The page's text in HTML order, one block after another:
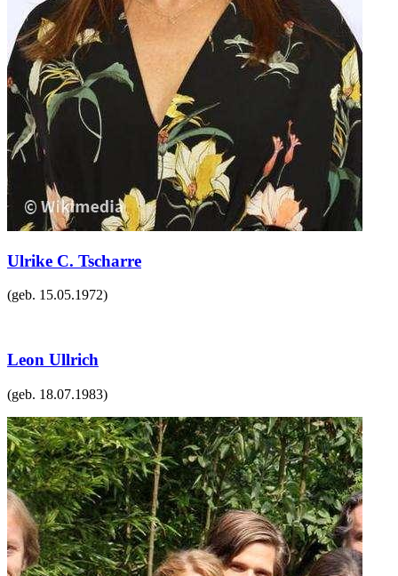
Ulrike C. Tscharre
(geb. 15.05.1972)
Leon Ullrich
(geb. 18.07.1983)